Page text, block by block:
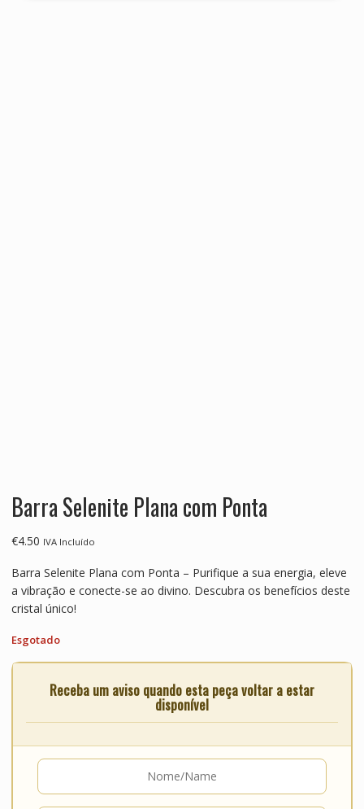
Barra Selenite Plana com Ponta
€4.50 IVA Incluído
Barra Selenite Plana com Ponta – Purifique a sua energia, eleve
a vibração e conecte-se ao divino. Descubra os benefícios deste
cristal único!
Esgotado
Receba um aviso quando esta peça voltar a estar
disponível